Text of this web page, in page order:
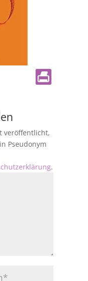
veröffentlicht,
Pseudonym
.